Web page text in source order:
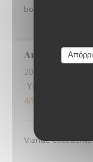
bonne humeur.
Anne-Marie G
2026-07-25
-
Υπηρεσία
4/5
Viande excellente